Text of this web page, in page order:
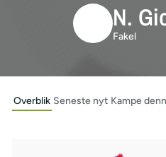
N.
Fakel
Overblik Seneste nyt Kampe